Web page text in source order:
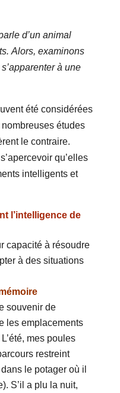
d’un animal
Alors, examinons
à une
été considérées
études
le contraire.
qu’elles
intelligents et
l’intelligence de
capacité à résoudre
à des situations
souvenir de
les emplacements
mes poules
restreint
le potager où il
S’il a plu la nuit,